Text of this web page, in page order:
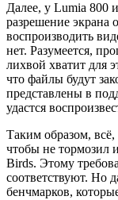
Далее, у Lumia 800
разрешение экрана
воспроизводить
нет. Разумеется,
лихвой хватит для
что файлы будут
представлены в
удастся
Таким образом,
чтобы не тормозил
Birds. Этому
соответствуют. Но
бенчмарков,